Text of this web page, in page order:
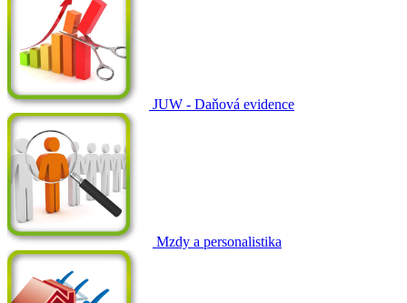
JUW - Daňová evidence
Mzdy a personalistika